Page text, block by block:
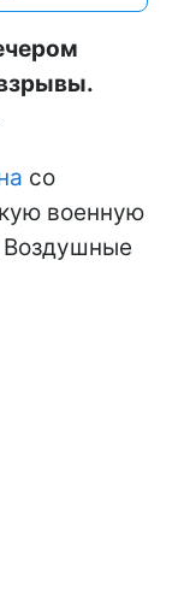
со
военную
Воздушные